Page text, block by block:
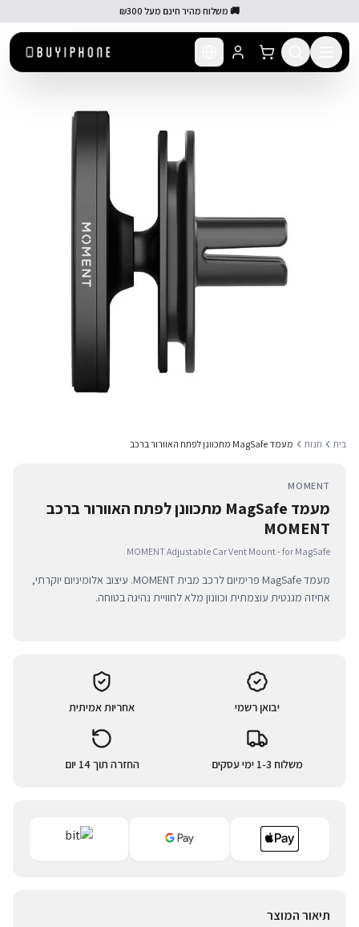
🚚 משלוח מהיר חינם מעל ₪300
בית חנות מעמד MagSafe מתכוונן לפתח האוורור ברכב
MOMENT
מעמד MagSafe מתכוונן לפתח האוורור ברכב
MOMENT
MOMENT Adjustable Car Vent Mount - for MagSafe
מעמד MagSafe פרימיום לרכב מבית MOMENT. עיצוב אלומיניום יוקרתי,
אחיזה מגנטית עוצמתית וכוונון מלא לחוויית נהיגה בטוחה.
יבואן רשמי אחריות אמיתית
משלוח 1-3 ימי עסקים החזרה תוך 14 יום
תיאור המוצר